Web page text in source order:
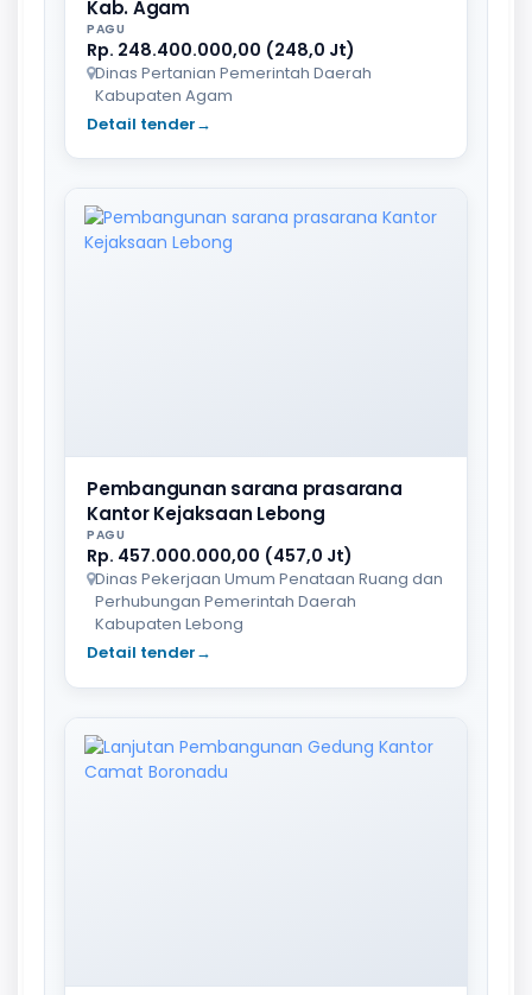
Kab. Agam
PAGU
Rp. 248.400.000,00 (248,0 Jt)
Dinas Pertanian Pemerintah Daerah
Kabupaten Agam
Detail tender→
Pembangunan sarana prasarana
Kantor Kejaksaan Lebong
PAGU
Rp. 457.000.000,00 (457,0 Jt)
Dinas Pekerjaan Umum Penataan Ruang dan
Perhubungan Pemerintah Daerah
Kabupaten Lebong
Detail tender→